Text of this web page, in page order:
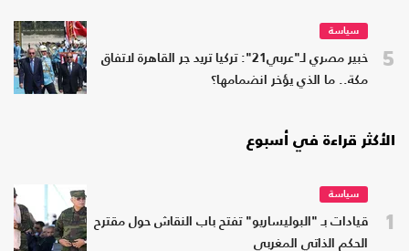
5
سياسة
خبير مصري لـ"عربي21": تركيا تريد جر القاهرة لاتفاق
مكة.. ما الذي يؤخر انضمامها؟
الأكثر قراءة في أسبوع
1
سياسة
قيادات بـ "البوليساريو" تفتح باب النقاش حول مقترح
الحكم الذاتي المغربي